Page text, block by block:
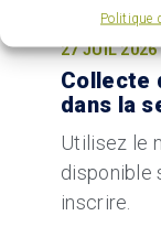
Politique
27 JUIL 2026
Collecte
dans la
Utilisez le
disponible
inscrire.